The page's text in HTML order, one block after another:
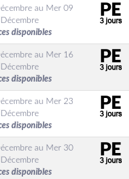
au Mer 09
Décembre
disponibles
au Mer 16
Décembre
disponibles
au Mer 23
Décembre
disponibles
au Mer 30
Décembre
disponibles